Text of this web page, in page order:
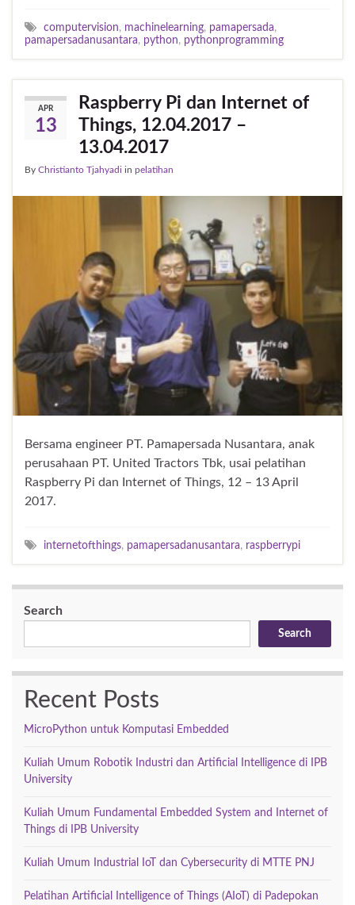
computervision, machinelearning, pamapersada,
pamapersadanusantara, python, pythonprogramming
APR
13
Raspberry Pi dan Internet of
Things, 12.04.2017 –
13.04.2017
By Christianto Tjahyadi in pelatihan
Bersama engineer PT. Pamapersada Nusantara, anak
perusahaan PT. United Tractors Tbk, usai pelatihan
Raspberry Pi dan Internet of Things, 12 – 13 April
2017.
internetofthings, pamapersadanusantara, raspberrypi
Search
Search
Recent Posts
MicroPython untuk Komputasi Embedded
Kuliah Umum Robotik Industri dan Artificial Intelligence di IPB
University
Kuliah Umum Fundamental Embedded System and Internet of
Things di IPB University
Kuliah Umum Industrial IoT dan Cybersecurity di MTTE PNJ
Pelatihan Artificial Intelligence of Things (AIoT) di Padepokan